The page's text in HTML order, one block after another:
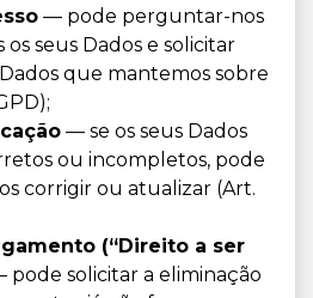
— pode perguntar-nos
os seus Dados e solicitar
que mantemos sobre
— se os seus Dados
ou incompletos, pode
corrigir ou atualizar (Art.
(“Direito a ser
pode solicitar a eliminação